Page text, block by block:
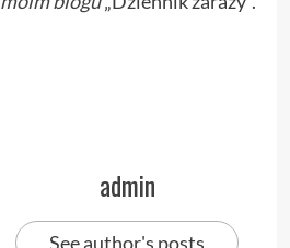
admin
See author's posts